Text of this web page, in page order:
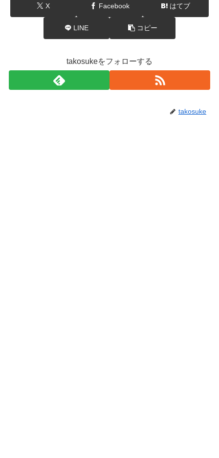
X Facebook はてブ
LINE コピー
takosukeをフォローする
takosuke